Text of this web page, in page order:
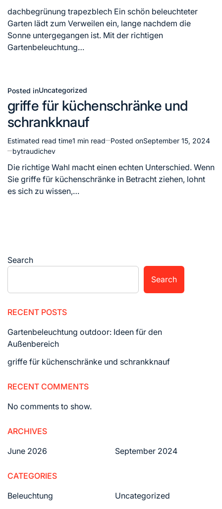
dachbegrünung trapezblech Ein schön beleuchteter
Garten lädt zum Verweilen ein, lange nachdem die
Sonne untergegangen ist. Mit der richtigen
Gartenbeleuchtung…
Posted inUncategorized
griffe für küchenschränke und
schrankknauf
Estimated read time1 min read Posted onSeptember 15, 2024
bytraudichev
Die richtige Wahl macht einen echten Unterschied. Wenn
Sie griffe für küchenschränke in Betracht ziehen, lohnt
es sich zu wissen,…
Search
Search
RECENT POSTS
Gartenbeleuchtung outdoor: Ideen für den
Außenbereich
griffe für küchenschränke und schrankknauf
RECENT COMMENTS
No comments to show.
ARCHIVES
June 2026
September 2024
CATEGORIES
Beleuchtung
Uncategorized